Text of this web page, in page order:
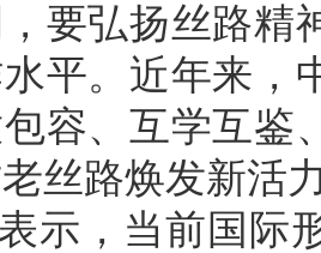
要弘扬丝路精
平。近年来，
容、互学互鉴
丝路焕发新活
示，当前国际